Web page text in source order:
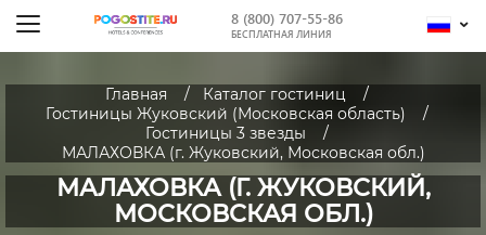
8 (800) 707-55-86
БЕСПЛАТНАЯ ЛИНИЯ
Главная
Каталог гостиниц
Гостиницы Жуковский (Московская область)
Гостиницы 3 звезды
МАЛАХОВКА (г. Жуковский, Московская обл.)
МАЛАХОВКА (Г. ЖУКОВСКИЙ,
МОСКОВСКАЯ ОБЛ.)